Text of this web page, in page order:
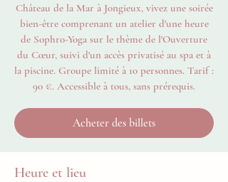
Château de la Mar à Jongieux, vivez une soirée
bien-être comprenant un atelier d'une heure
de Sophro-Yoga sur le thème de l'Ouverture
du Cœur, suivi d'un accès privatisé au spa et à
la piscine. Groupe limité à 10 personnes. Tarif :
90 €. Accessible à tous, sans prérequis.
Acheter des billets
Heure et lieu